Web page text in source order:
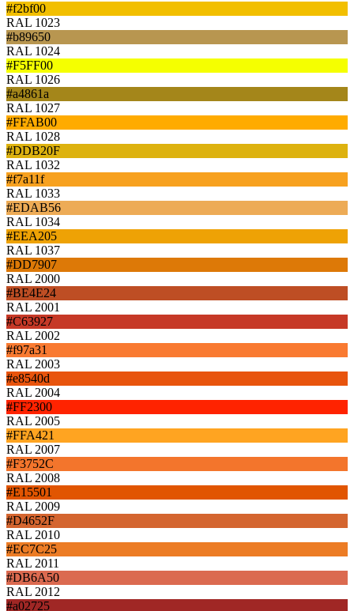
#f2bf00
RAL 1023
#b89650
RAL 1024
#F5FF00
RAL 1026
#a4861a
RAL 1027
#FFAB00
RAL 1028
#DDB20F
RAL 1032
#f7a11f
RAL 1033
#EDAB56
RAL 1034
#EEA205
RAL 1037
#DD7907
RAL 2000
#BE4E24
RAL 2001
#C63927
RAL 2002
#f97a31
RAL 2003
#e8540d
RAL 2004
#FF2300
RAL 2005
#FFA421
RAL 2007
#F3752C
RAL 2008
#E15501
RAL 2009
#D4652F
RAL 2010
#EC7C25
RAL 2011
#DB6A50
RAL 2012
#a02725